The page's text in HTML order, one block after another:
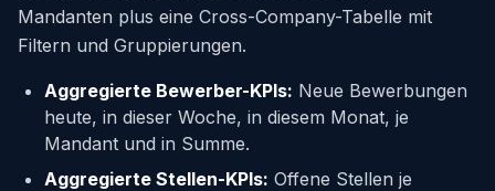
Mandanten plus eine Cross-Company-Tabelle mit
Filtern und Gruppierungen.
Aggregierte Bewerber-KPIs: Neue Bewerbungen
heute, in dieser Woche, in diesem Monat, je
Mandant und in Summe.
Aggregierte Stellen-KPIs: Offene Stellen je